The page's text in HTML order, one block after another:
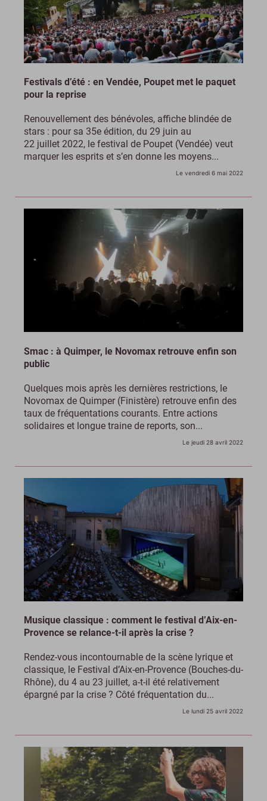
Festivals d’été : en Vendée, Poupet met le paquet
pour la reprise
Renouvellement des bénévoles, affiche blindée de
stars : pour sa 35e édition, du 29 juin au
22 juillet 2022, le festival de Poupet (Vendée) veut
marquer les esprits et s’en donne les moyens...
Le vendredi 6 mai 2022
Smac : à Quimper, le Novomax retrouve enfin son
public
Quelques mois après les dernières restrictions, le
Novomax de Quimper (Finistère) retrouve enfin des
taux de fréquentations courants. Entre actions
solidaires et longue traine de reports, son...
Le jeudi 28 avril 2022
Musique classique : comment le festival d’Aix-en-
Provence se relance-t-il après la crise ?
Rendez-vous incontournable de la scène lyrique et
classique, le Festival d’Aix-en-Provence (Bouches-du-
Rhône), du 4 au 23 juillet, a-t-il été relativement
épargné par la crise ? Côté fréquentation du...
Le lundi 25 avril 2022